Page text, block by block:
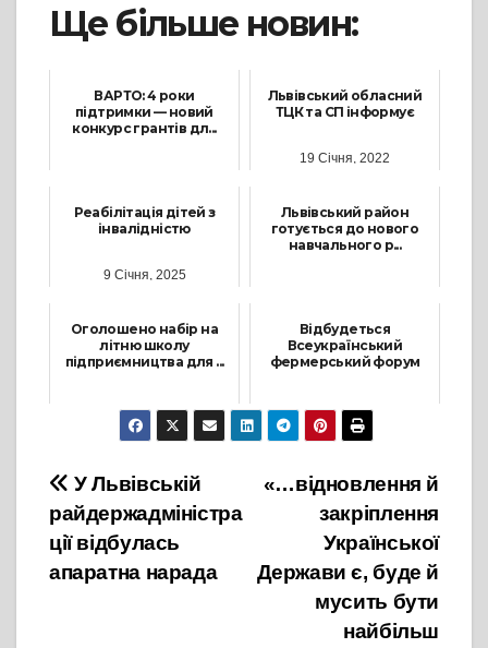
Ще більше новин:
ВАРТО: 4 роки
підтримки — новий
конкурс грантів дл...
Львівський обласний
ТЦК та СП інформує
19 Січня, 2022
Реабілітація дітей з
інвалідністю
9 Січня, 2025
Львівський район
готується до нового
навчального р...
Оголошено набір на
літню школу
підприємництва для ...
29 Липня, 2024
Відбудеться
Всеукраїнський
фермерський форум
16 Листопада, 2021
Навігація
записів
«…відновлення й
закріплення
Української
Держави є, буде й
мусить бути
найбільш
У Львівській
райдержадміністра
ції відбулась
апаратна нарада